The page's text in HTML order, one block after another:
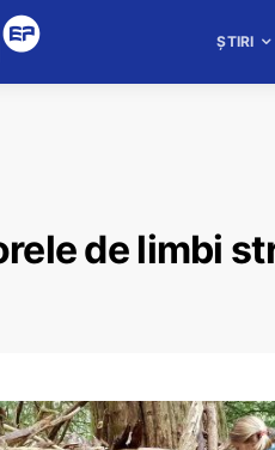
ȘTIRI
de limbi